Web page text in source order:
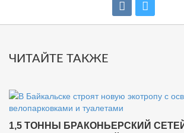
ЧИТАЙТЕ ТАКЖЕ
1,5 ТОННЫ БРАКОНЬЕРСКИЙ